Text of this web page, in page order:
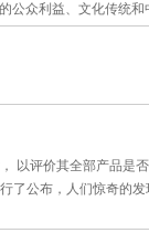
公众利益、文化传统
以评价其全部产品是
了公布，人们惊奇的